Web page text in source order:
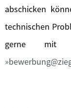
abschicken
technischen
gerne mit